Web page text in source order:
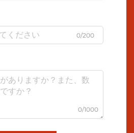
0/200
0/1000